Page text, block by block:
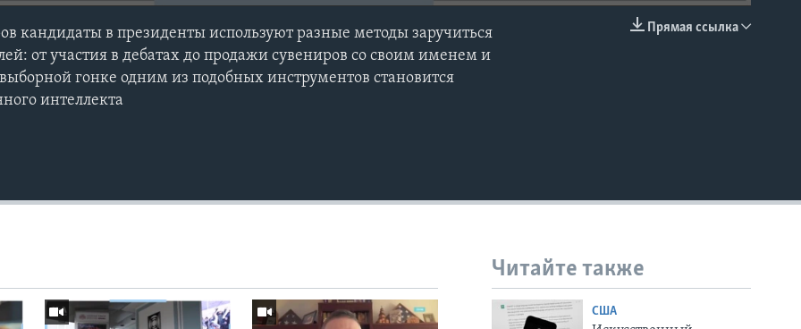
Прямая ссылка
кандидаты в президенты используют разные методы заручиться
от участия в дебатах до продажи сувениров со своим именем и
гонке одним из подобных инструментов становится
интеллекта
Читайте также
США